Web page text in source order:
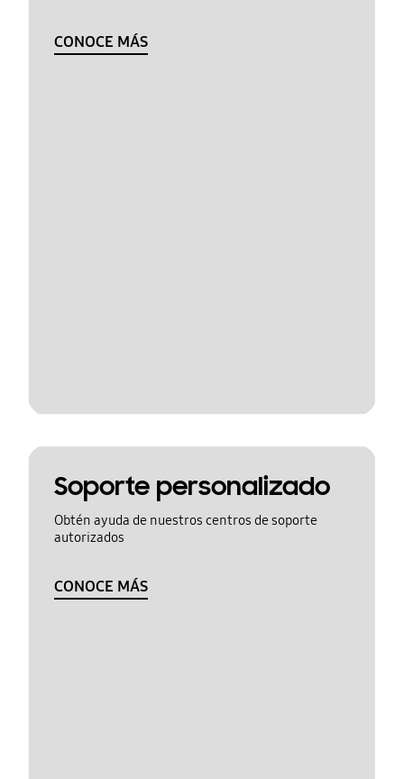
CONOCE MÁS
Soporte personalizado
Obtén ayuda de nuestros centros de soporte
autorizados
CONOCE MÁS